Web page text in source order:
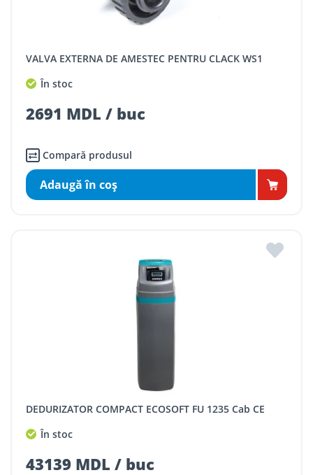
VALVA EXTERNA DE AMESTEC PENTRU CLACK WS1
În stoc
2691 MDL / buc
Compară produsul
Adaugă în coş
DEDURIZATOR COMPACT ECOSOFT FU 1235 Cab CE
În stoc
43139 MDL / buc